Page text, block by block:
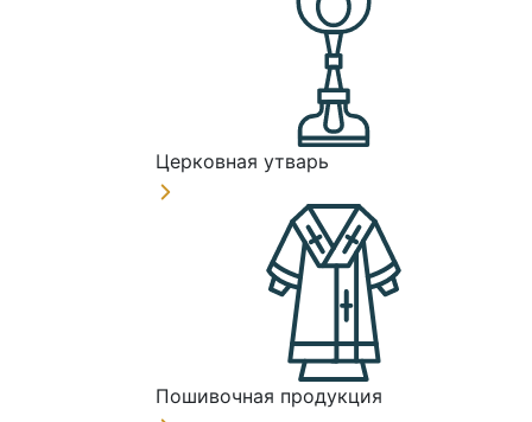
Церковная утварь
Пошивочная продукция